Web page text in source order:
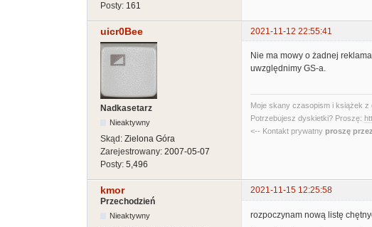
Posty: 161
uicr0Bee 2021-11-12 22:55:41
Nadkasetarz
Nieaktywny
Skąd: Zielona Góra
Zarejestrowany: 2007-05-07
Posty: 5,496
Nie ma mowy o żadnej
uwzględnimy GS-a.
Moje skany czasopism i książek z
Potrzebujesz dyskietki? Proszę:
<-- Kontakt prywatny proszę
kmor
2021-11-15 12:25:58
Przechodzień
Nieaktywny
rozpoczynam nową listę